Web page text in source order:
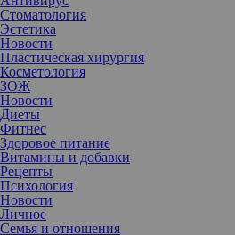
Стоматология
Эстетика
Новости
Пластическая хирургия
Косметология
ЗОЖ
Новости
Диеты
Фитнес
Здоровое питание
Витамины и добавки
Рецепты
Психология
Новости
Личное
Семья и отношения